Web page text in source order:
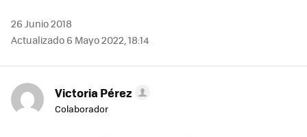
26 Junio 2018
Actualizado 6 Mayo 2022, 18:14
Victoria Pérez
Colaborador